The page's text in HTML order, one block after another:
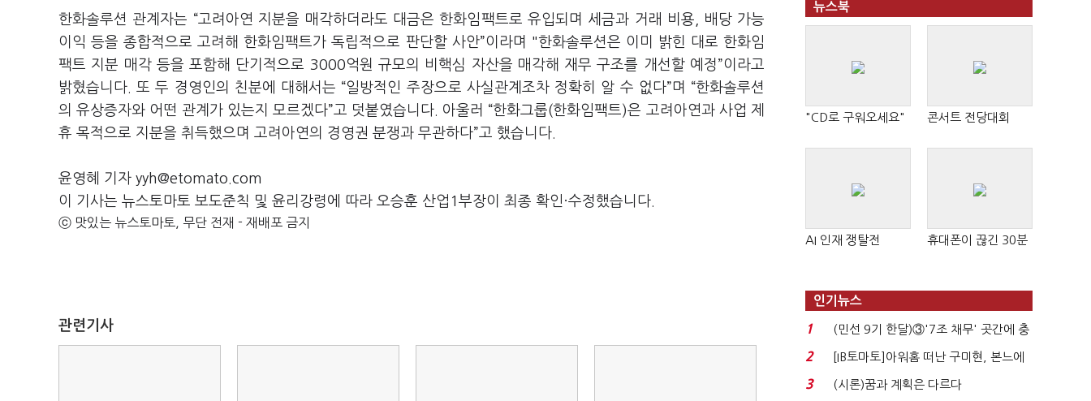
한화솔루션 관계자는 “고려아연 지분을 매각하더라도 대금은 한화임팩트로 유입되며 세금과 거래 비용, 배당 가능
이익 등을 종합적으로 고려해 한화임팩트가 독립적으로 판단할 사안”이라며 "한화솔루션은 이미 밝힌 대로 한화임
팩트 지분 매각 등을 포함해 단기적으로 3000억원 규모의 비핵심 자산을 매각해 재무 구조를 개선할 예정”이라고
밝혔습니다. 또 두 경영인의 친분에 대해서는 “일방적인 주장으로 사실관계조차 정확히 알 수 없다”며 “한화솔루션
의 유상증자와 어떤 관계가 있는지 모르겠다”고 덧붙였습니다. 아울러 “한화그룹(한화임팩트)은 고려아연과 사업 제
휴 목적으로 지분을 취득했으며 고려아연의 경영권 분쟁과 무관하다”고 했습니다.
윤영혜 기자 yyh@etomato.com
이 기사는 뉴스토마토 보도준칙 및 윤리강령에 따라 오승훈 산업1부장이 최종 확인·수정했습니다.
ⓒ 맛있는 뉴스토마토, 무단 전재 - 재배포 금지
관련기사
뉴스북
"CD로 구워오세요" 콘서트 전당대회
AI 인재 쟁탈전 휴대폰이 끊긴 30분
인기뉴스
1
(민선 9기 한달)③'7조 채무' 곳간에 충
격…추미애, 20년...
2
[IB토마토]아워홈 떠난 구미현, 본느에
340억 베팅…가...
3 (시론)꿈과 계획은 다르다